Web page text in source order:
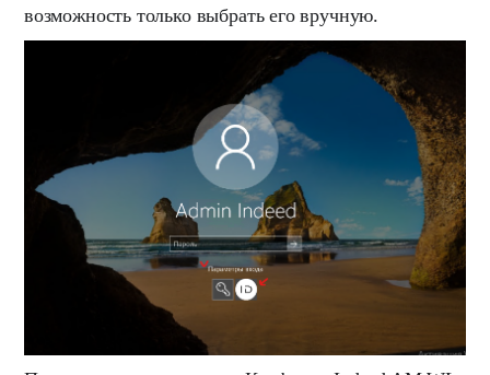
возможность только выбрать его вручную.